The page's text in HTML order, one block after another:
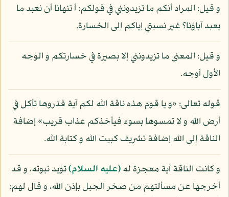
و قيل: المراد أنكم ما تزيدونني في قولكم: أ تنهانا أن نعبد ما
يعبد آباؤنا؟ غير نسبتي إياكم إلى الخسارة.
و قيل: المعنى ما تزيدونني إلا بصيرة في خسارتكم و الوجه
الأول أوجه.
قوله تعالى: «و يا قوم هذه ناقة الله لكم آية فذروها تأكل في
أرض الله و لا تمسوها بسوء فيأخذكم عذاب قريب» إضافة
الناقة إلى الله إضافة تشريف كبيت الله و كتابة الله.
و كانت الناقة آية معجزة له(عليه السلام)تؤيد نبوته، و قد
أخرجها عن مسألتهم من صخر الجبل بإذن الله، و قال لهم: